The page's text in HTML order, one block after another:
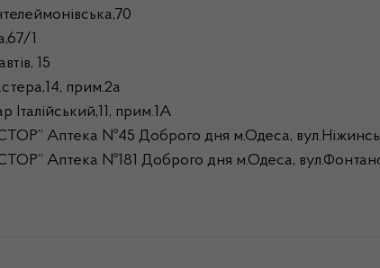
1
15
прим.2а
прим.1А
Аптека №45 Доброго дня м.Одеса,
Аптека №181 Доброго дня м.Одеса,